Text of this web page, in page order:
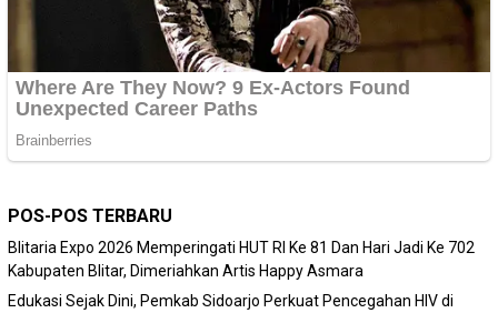
POS-POS TERBARU
Blitaria Expo 2026 Memperingati HUT RI Ke 81 Dan Hari Jadi Ke 702
Kabupaten Blitar, Dimeriahkan Artis Happy Asmara
Edukasi Sejak Dini, Pemkab Sidoarjo Perkuat Pencegahan HIV di